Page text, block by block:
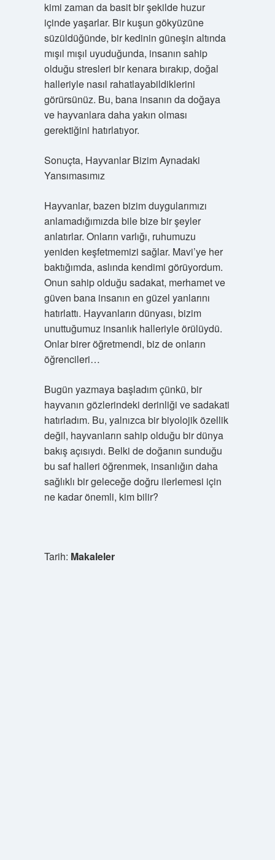
kimi zaman da basit bir şekilde huzur
içinde yaşarlar. Bir kuşun gökyüzüne
süzüldüğünde, bir kedinin güneşin altında
mışıl mışıl uyuduğunda, insanın sahip
olduğu stresleri bir kenara bırakıp, doğal
halleriyle nasıl rahatlayabildiklerini
görürsünüz. Bu, bana insanın da doğaya
ve hayvanlara daha yakın olması
gerektiğini hatırlatıyor.
Sonuçta, Hayvanlar Bizim Aynadaki
Yansımasımız
Hayvanlar, bazen bizim duygularımızı
anlamadığımızda bile bize bir şeyler
anlatırlar. Onların varlığı, ruhumuzu
yeniden keşfetmemizi sağlar. Mavi’ye her
baktığımda, aslında kendimi görüyordum.
Onun sahip olduğu sadakat, merhamet ve
güven bana insanın en güzel yanlarını
hatırlattı. Hayvanların dünyası, bizim
unuttuğumuz insanlık halleriyle örülüydü.
Onlar birer öğretmendi, biz de onların
öğrencileri…
Bugün yazmaya başladım çünkü, bir
hayvanın gözlerindeki derinliği ve sadakati
hatırladım. Bu, yalnızca bir biyolojik özellik
değil, hayvanların sahip olduğu bir dünya
bakış açısıydı. Belki de doğanın sunduğu
bu saf halleri öğrenmek, insanlığın daha
sağlıklı bir geleceğe doğru ilerlemesi için
ne kadar önemli, kim bilir?
Tarih: Makaleler